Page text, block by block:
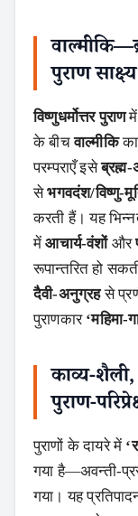
पुराण
विष्णुधर्मोत्तर पुराणमें
के बीचवाल्मीकि
परम्पराएँ इसे
सेभगवदंश/विष्णु-
करती हैं। यह
मेंआचार्य-वंशोंऔर
रूपान्तरित हो
दैवी-अनुग्रहसे
पुराणकार ‘महिमा-
काव्य-
पुराण-
पुराणों के दायरे में
गया है—अवन्ती-
गया। यह